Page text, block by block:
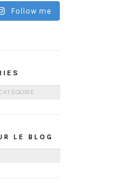
Follow me
LE BLOG